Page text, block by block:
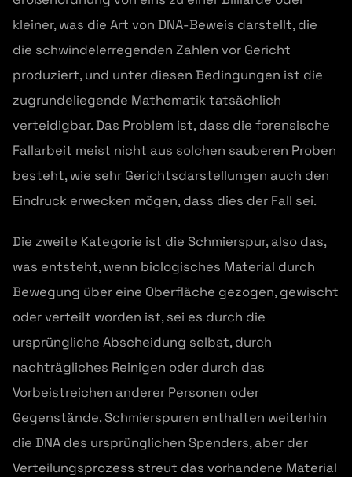
kleiner, was die Art von DNA-Beweis darstellt, die
die schwindelerregenden Zahlen vor Gericht
produziert, und unter diesen Bedingungen ist die
zugrundeliegende Mathematik tatsächlich
verteidigbar. Das Problem ist, dass die forensische
Fallarbeit meist nicht aus solchen sauberen Proben
besteht, wie sehr Gerichtsdarstellungen auch den
Eindruck erwecken mögen, dass dies der Fall sei.
Die zweite Kategorie ist die Schmierspur, also das,
was entsteht, wenn biologisches Material durch
Bewegung über eine Oberfläche gezogen, gewischt
oder verteilt worden ist, sei es durch die
ursprüngliche Abscheidung selbst, durch
nachträgliches Reinigen oder durch das
Vorbeistreichen anderer Personen oder
Gegenstände. Schmierspuren enthalten weiterhin
die DNA des ursprünglichen Spenders, aber der
Verteilungsprozess streut das vorhandene Material